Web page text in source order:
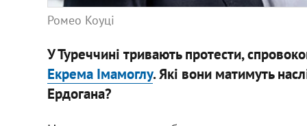
Ромео Коуці
У Туреччині тривають протести,
Екрема Імамоглу. Які вони матимуть
Ердогана?